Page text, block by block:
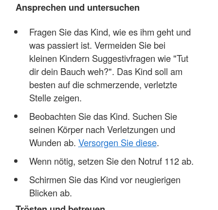
Ansprechen und untersuchen
Fragen Sie das Kind, wie es ihm geht und
was passiert ist. Vermeiden Sie bei
kleinen Kindern Suggestivfragen wie "Tut
dir dein Bauch weh?". Das Kind soll am
besten auf die schmerzende, verletzte
Stelle zeigen.
Beobachten Sie das Kind. Suchen Sie
seinen Körper nach Verletzungen und
Wunden ab. Versorgen Sie diese.
Wenn nötig, setzen Sie den Notruf 112 ab.
Schirmen Sie das Kind vor neugierigen
Blicken ab.